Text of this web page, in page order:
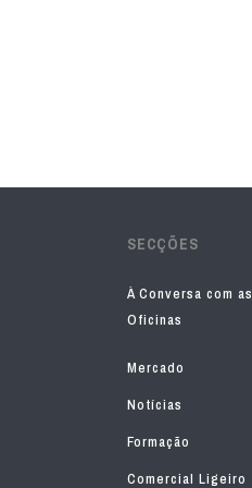
SECÇÕES
À Conversa com as
Oficinas
Mercado
Notícias
Formação
Comercial Ligeiro